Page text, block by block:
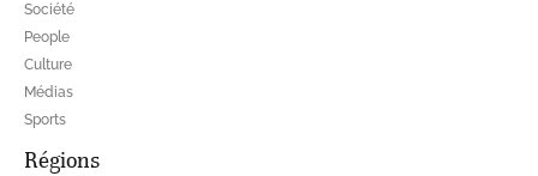
Société
People
Culture
Médias
Sports
Régions